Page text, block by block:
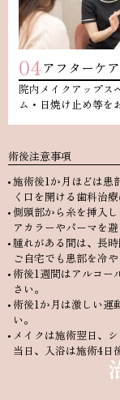
04アフターケア
院内メイクアップス
ム・日焼け止め等を
術後注意事項
施術後1か月ほどは患
く口を開ける歯科治
側頭部から糸を挿入
アカラーやパーマを避
腫れがある間は、長
ご自宅でも患部を冷や
術後1週間はアルコー
さい。
術後1か月は激しい運
い。
メイクは施術翌日、
当日、入浴は施術4日